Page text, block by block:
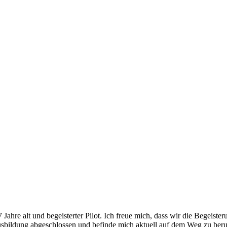
alt und begeisterter Pilot. Ich freue mich, dass wir die
abgeschlossen und befinde mich aktuell auf dem Weg zu